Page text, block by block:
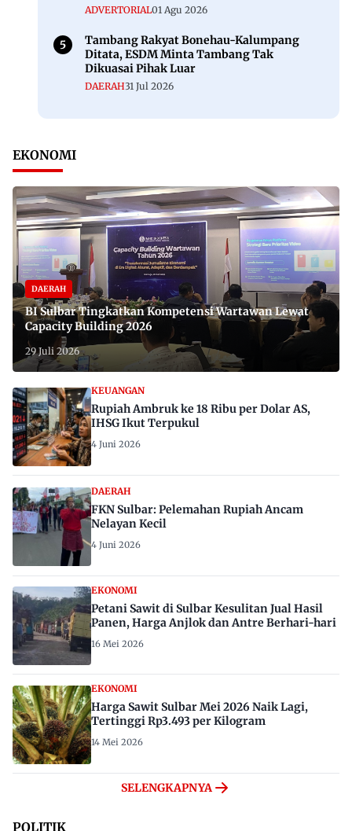
ADVERTORIAL01 Agu 2026
Tambang Rakyat Bonehau-Kalumpang
Ditata, ESDM Minta Tambang Tak
Dikuasai Pihak Luar
DAERAH31 Jul 2026
EKONOMI
DAERAH
BI Sulbar Tingkatkan Kompetensi Wartawan Lewat
Capacity Building 2026
29 Juli 2026
KEUANGAN
Rupiah Ambruk ke 18 Ribu per Dolar AS,
IHSG Ikut Terpukul
4 Juni 2026
DAERAH
FKN Sulbar: Pelemahan Rupiah Ancam
Nelayan Kecil
4 Juni 2026
EKONOMI
Petani Sawit di Sulbar Kesulitan Jual Hasil
Panen, Harga Anjlok dan Antre Berhari-hari
16 Mei 2026
EKONOMI
Harga Sawit Sulbar Mei 2026 Naik Lagi,
Tertinggi Rp3.493 per Kilogram
14 Mei 2026
SELENGKAPNYA
POLITIK